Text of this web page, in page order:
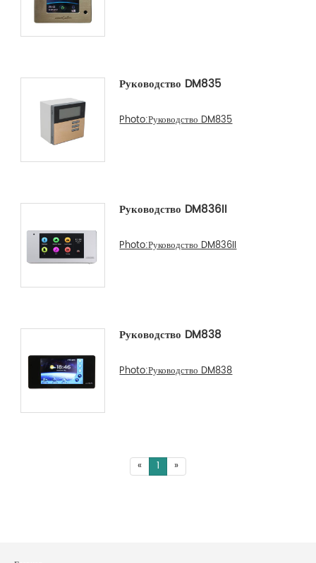
Руководство DM835
Photo:Руководство DM835
Руководство DM836II
Photo:Руководство DM836II
Руководство DM838
Photo:Руководство DM838
« 1 »